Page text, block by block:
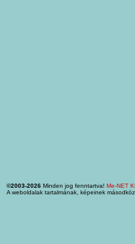
©2003-2026 Minden jog fenntartva! Me-NET
A weboldalak tartalmának, képeinek